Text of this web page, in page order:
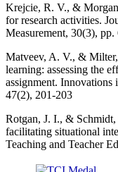
Krejcie, R. V., &
for research activities.
Measurement, 30(3), pp.
Matveev, A. V., &
learning: assessing the
assignment. Innovations
47(2), 201-203
Rotgan, J. I., &
facilitating situational
Teaching and Teacher